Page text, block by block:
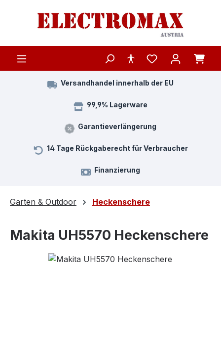
Zum Hauptinhalt springen
Versandhandel innerhalb der EU
99,9% Lagerware
Garantieverlängerung
14 Tage Rückgaberecht für Verbraucher
Finanzierung
Garten & Outdoor Heckenschere
Makita UH5570 Heckenschere
Bildergalerie überspringen